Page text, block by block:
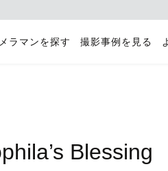
ラマンを探す 撮影事例を見る
Blessing